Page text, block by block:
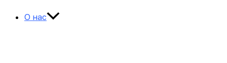
О нас